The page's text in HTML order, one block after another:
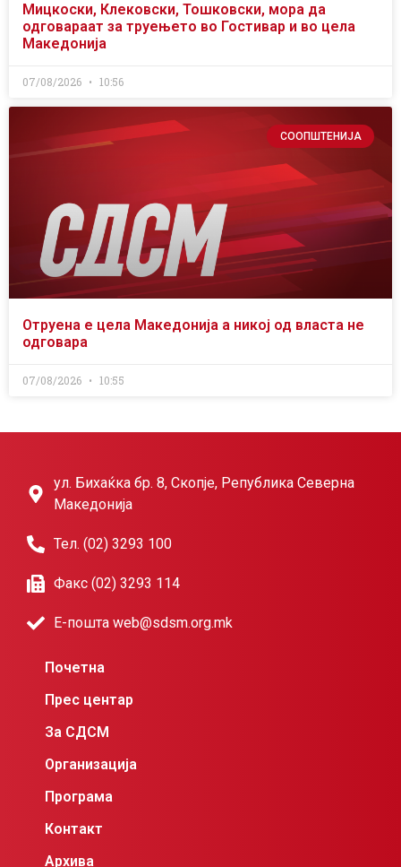
Мицкоски, Клековски, Тошковски, мора да
одговараат за труењето во Гостивар и во цела
Македонија
07/08/2026 10:56
СООПШТЕНИЈА
Отруена е цела Македонија а никој од власта не
одговара
07/08/2026 10:55
ул. Бихаќка бр. 8, Скопје, Република Северна
Македонија
Тел. (02) 3293 100
Факс (02) 3293 114
Е-пошта web@sdsm.org.mk
Почетна
Прес центар
За СДСМ
Организација
Програма
Контакт
Архива